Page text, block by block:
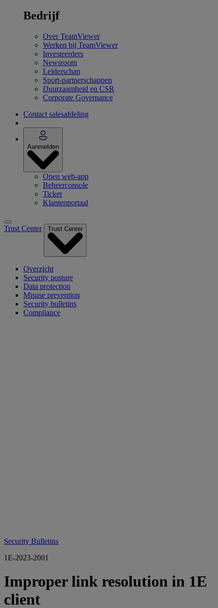
Bedrijf
Over TeamViewer
Werken bij TeamViewer
Investeerders
Newsroom
Leiderschap
Sport-partnerschappen
Duurzaamheid en CSR
Corporate Governance
Contact salesafdeling
Aanmelden
Open web-app
Beheerconsole
Ticket
Klantenportaal
Trust Center Trust Center
Overzicht
Security posture
Data protection
Misuse prevention
Security bulletins
Compliance
Security Bulletins
1E-2023-2001
Improper link resolution in 1E
client